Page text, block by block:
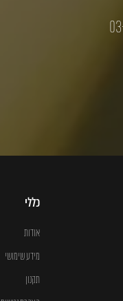
כללי
אודות
מידע שימושי
תקנון